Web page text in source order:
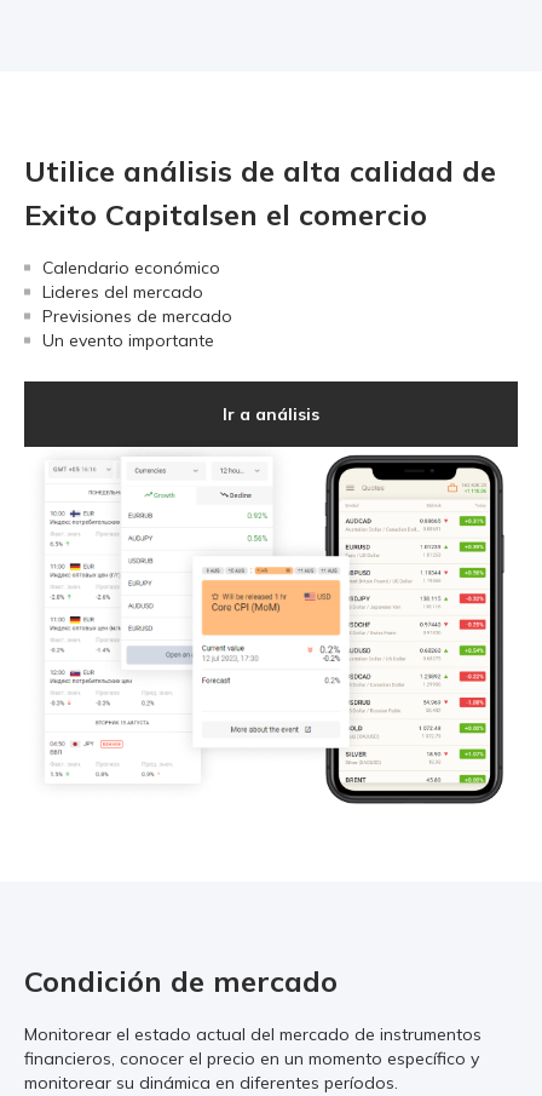
Utilice análisis de alta calidad de
Exito Capitalsen el comercio
Calendario económico
Lideres del mercado
Previsiones de mercado
Un evento importante
Ir a análisis
Condición de mercado
Monitorear el estado actual del mercado de instrumentos
financieros, conocer el precio en un momento específico y
monitorear su dinámica en diferentes períodos.